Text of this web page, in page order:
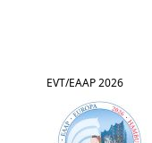
EVT/EAAP 2026